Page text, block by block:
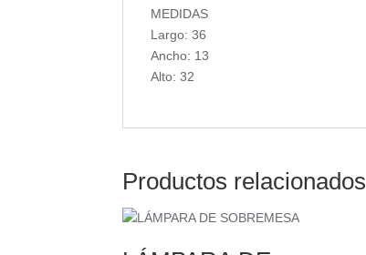
MEDIDAS
Largo: 36
Ancho: 13
Alto: 32
Productos relacionados